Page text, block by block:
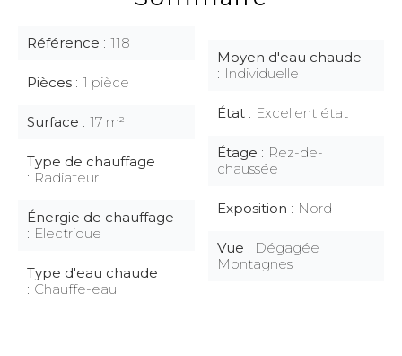
Référence 118
Pièces 1 pièce
Surface 17 m²
Type de chauffage
Radiateur
Énergie de chauffage
Electrique
Type d'eau chaude
Chauffe-eau
Moyen d'eau chaude
Individuelle
État Excellent état
Étage
Rez-de-
chaussée
Exposition Nord
Vue
Dégagée
Montagnes